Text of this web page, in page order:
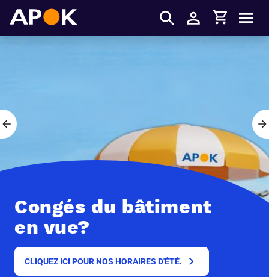
S'identifier
Panier
Slide précédent
Congés du bâtiment
en vue?
CLIQUEZ ICI POUR NOS HORAIRES D'ÉTÉ.